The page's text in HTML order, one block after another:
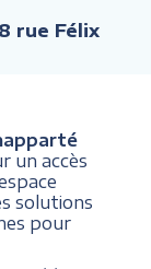
rue Félix
un accès
solutions
pour